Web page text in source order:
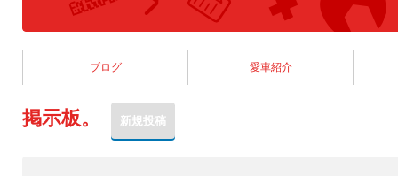
ブログ 愛車紹介
掲示板。